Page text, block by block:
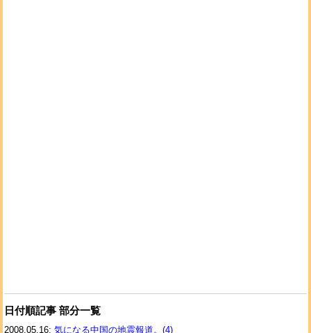
日付順記事 部分一覧
2008.05.16: 気になる中国の地震報道。(4)